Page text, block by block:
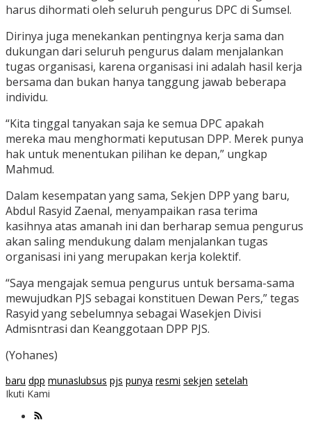
harus dihormati oleh seluruh pengurus DPC di Sumsel.
Dirinya juga menekankan pentingnya kerja sama dan
dukungan dari seluruh pengurus dalam menjalankan
tugas organisasi, karena organisasi ini adalah hasil kerja
bersama dan bukan hanya tanggung jawab beberapa
individu.
“Kita tinggal tanyakan saja ke semua DPC apakah
mereka mau menghormati keputusan DPP. Merek punya
hak untuk menentukan pilihan ke depan,” ungkap
Mahmud.
Dalam kesempatan yang sama, Sekjen DPP yang baru,
Abdul Rasyid Zaenal, menyampaikan rasa terima
kasihnya atas amanah ini dan berharap semua pengurus
akan saling mendukung dalam menjalankan tugas
organisasi ini yang merupakan kerja kolektif.
“Saya mengajak semua pengurus untuk bersama-sama
mewujudkan PJS sebagai konstituen Dewan Pers,” tegas
Rasyid yang sebelumnya sebagai Wasekjen Divisi
Admisntrasi dan Keanggotaan DPP PJS.
(Yohanes)
baru dpp munaslubsus pjs punya resmi sekjen setelah
Ikuti Kami